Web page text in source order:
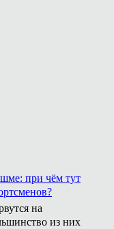
при чём тут
на
из них